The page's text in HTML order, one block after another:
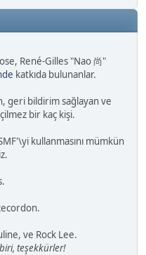
René-Gilles "Nao 尚"
katkıda bulunanlar.
geri bildirim sağlayan ve
bir kaç kişi.
kullanmasını mümkün
ve Rock Lee.
teşekkürler!